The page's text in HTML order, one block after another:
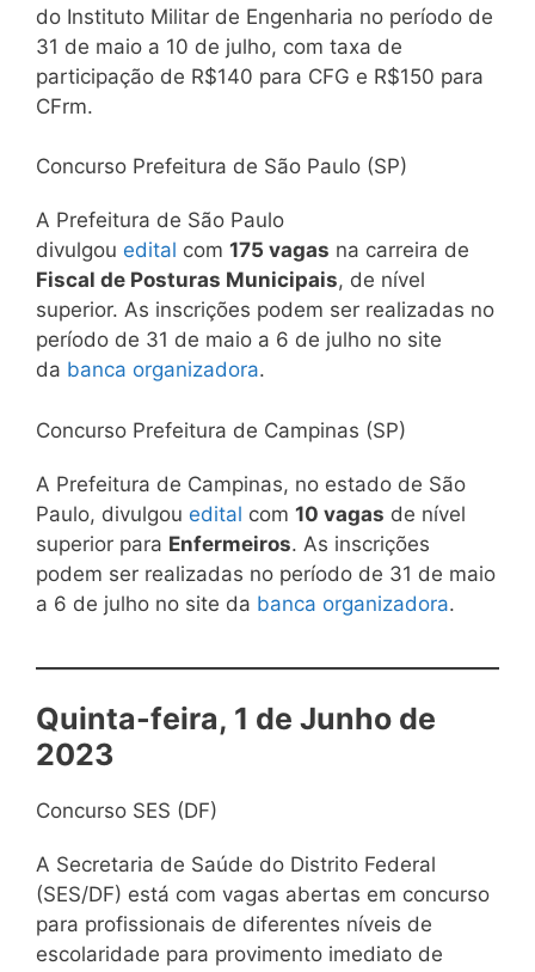
do Instituto Militar de Engenharia no período de
31 de maio a 10 de julho, com taxa de
participação de R$140 para CFG e R$150 para
CFrm.
Concurso Prefeitura de São Paulo (SP)
A Prefeitura de São Paulo
divulgou edital com 175 vagas na carreira de
Fiscal de Posturas Municipais, de nível
superior. As inscrições podem ser realizadas no
período de 31 de maio a 6 de julho no site
da banca organizadora.
Concurso Prefeitura de Campinas (SP)
A Prefeitura de Campinas, no estado de São
Paulo, divulgou edital com 10 vagas de nível
superior para Enfermeiros. As inscrições
podem ser realizadas no período de 31 de maio
a 6 de julho no site da banca organizadora.
Quinta-feira, 1 de Junho de
2023
Concurso SES (DF)
A Secretaria de Saúde do Distrito Federal
(SES/DF) está com vagas abertas em concurso
para profissionais de diferentes níveis de
escolaridade para provimento imediato de